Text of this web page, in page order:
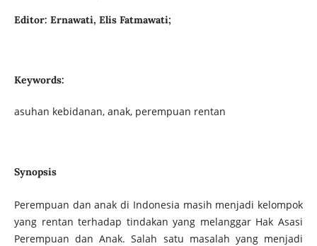
Editor: Ernawati, Elis Fatmawati;
Keywords:
asuhan kebidanan, anak, perempuan rentan
Synopsis
Perempuan dan anak di Indonesia masih menjadi kelompok
yang rentan terhadap tindakan yang melanggar Hak Asasi
Perempuan dan Anak. Salah satu masalah yang menjadi